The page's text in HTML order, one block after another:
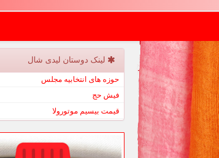
لینک دوستان لیدی شال
حوزه های انتخابیه مجلس
فیش حج
قیمت بیسیم موتورولا